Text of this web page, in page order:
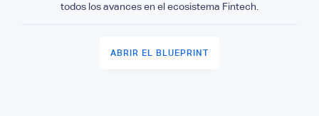
todos los avances en el ecosistema Fintech.
ABRIR EL BLUEPRINT